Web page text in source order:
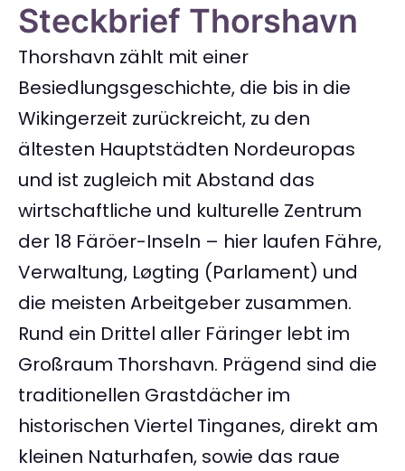
Steckbrief Thorshavn
Thorshavn zählt mit einer
Besiedlungsgeschichte, die bis in die
Wikingerzeit zurückreicht, zu den
ältesten Hauptstädten Nordeuropas
und ist zugleich mit Abstand das
wirtschaftliche und kulturelle Zentrum
der 18 Färöer-Inseln – hier laufen Fähre,
Verwaltung, Løgting (Parlament) und
die meisten Arbeitgeber zusammen.
Rund ein Drittel aller Färinger lebt im
Großraum Thorshavn. Prägend sind die
traditionellen Grastdächer im
historischen Viertel Tinganes, direkt am
kleinen Naturhafen, sowie das raue